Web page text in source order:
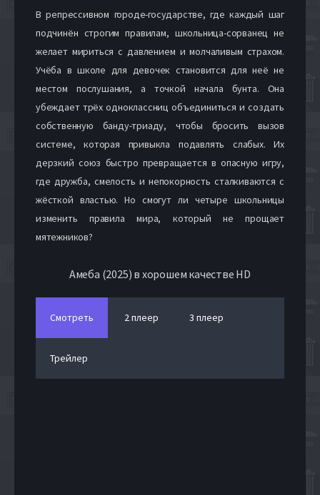
В репрессивном городе-государстве, где каждый шаг
подчинён строгим правилам, школьница-сорванец не
желает мириться с давлением и молчаливым страхом.
Учёба в школе для девочек становится для неё не
местом послушания, а точкой начала бунта. Она
убеждает трёх одноклассниц объединиться и создать
собственную банду-триаду, чтобы бросить вызов
системе, которая привыкла подавлять слабых. Их
дерзкий союз быстро превращается в опасную игру,
где дружба, смелость и непокорность сталкиваются с
жёсткой властью. Но смогут ли четыре школьницы
изменить правила мира, который не прощает
мятежников?
Амеба (2025) в хорошем качестве HD
Смотреть 2 плеер 3 плеер
Трейлер